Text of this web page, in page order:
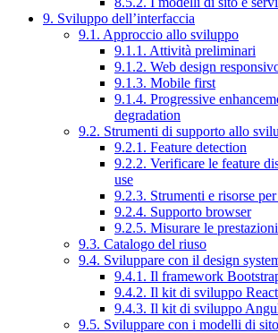
9. Sviluppo dell’interfaccia
9.1. Approccio allo sviluppo
9.1.1. Attività preliminari
9.1.2. Web design
9.1.3. Mobile first
9.1.4. Progressive
degradation
9.2. Strumenti di supporto allo
9.2.1. Feature detection
9.2.2. Verificare le feature
use
9.2.3. Strumenti e risorse
9.2.4. Supporto browser
9.2.5. Misurare le prestazioni
9.3. Catalogo del riuso
9.4. Sviluppare con il design
9.4.1. Il framework
9.4.2. Il kit di sviluppo React
9.4.3. Il kit di sviluppo
9.5. Sviluppare con i modelli di